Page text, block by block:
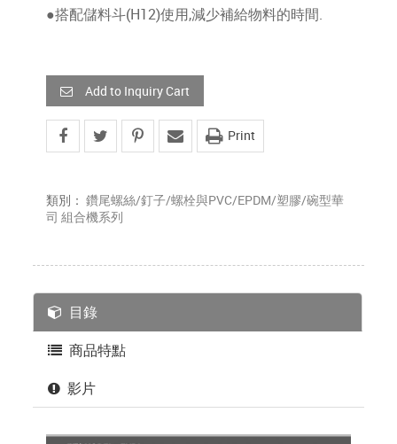
●搭配儲料斗(H12)使用,減少補給物料的時間.
Add to Inquiry Cart
Print
類別：鑽尾螺絲/釘子/螺栓與PVC/EPDM/塑膠/碗型華
司 組合機系列
目錄
商品特點
影片